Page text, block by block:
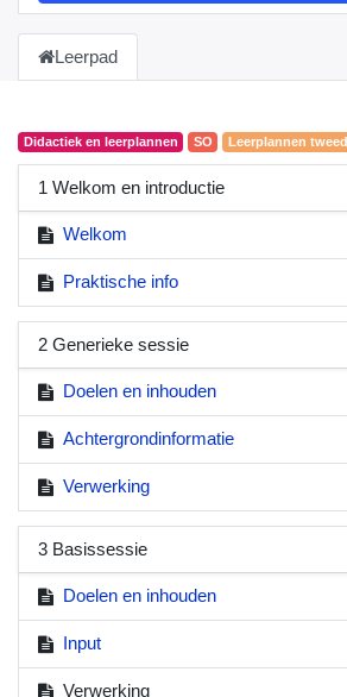
Leerpad
Didactiek en leerplannen SO Leerplannen
1 Welkom en introductie
Welkom
Praktische info
2 Generieke sessie
Doelen en inhouden
Achtergrondinformatie
Verwerking
3 Basissessie
Doelen en inhouden
Input
Verwerking